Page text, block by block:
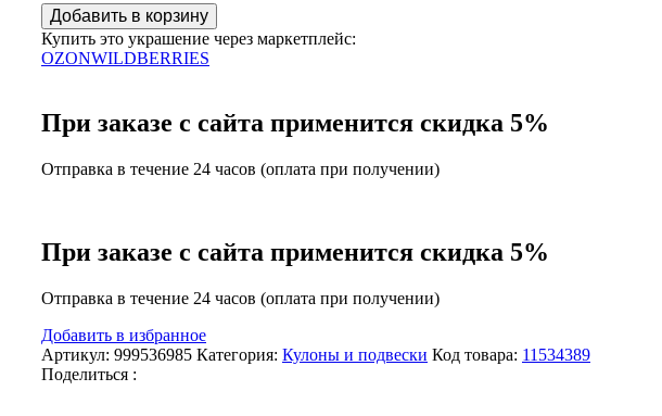
Количество
Серебряная
подвеска
с
7,76
Добавить в корзину
Купить это украшение через маркетплейс:
OZONWILDBERRIES
При заказе с сайта применится скидка 5%
Отправка в течение 24 часов (оплата при получении)
При заказе с сайта применится скидка 5%
Отправка в течение 24 часов (оплата при получении)
Добавить в избранное
Артикул: 999536985 Категория: Кулоны и подвески Код товара: 11534389
Поделиться :